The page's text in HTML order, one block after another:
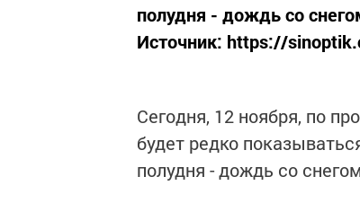
полудня - дождь со
Источник: https://
Сегодня, 12 ноября, по
будет редко
полудня - дождь со